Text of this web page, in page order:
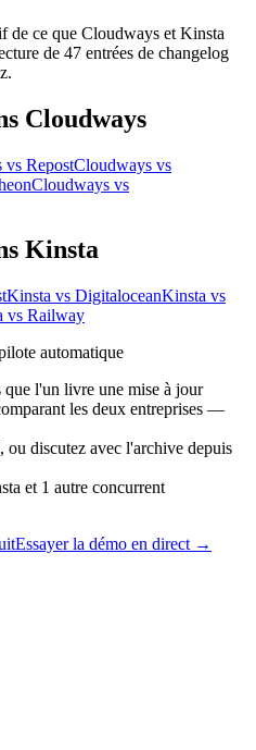
de ce que Cloudways et Kinsta
de 47 entrées de changelog
Cloudways
vs RepostCloudways vs
Cloudways vs
Kinsta
Kinsta vs DigitaloceanKinsta vs
vs Railway
automatique
que l'un livre une mise à jour
les deux entreprises —
discutez avec l'archive depuis
et 1 autre concurrent
Essayer la démo en direct →